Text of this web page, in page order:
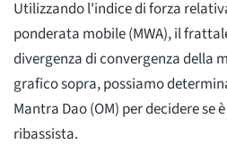
Utilizzando l'indice di forza
ponderata mobile (MWA), il
divergenza di convergenza della
grafico sopra, possiamo
Mantra Dao (OM) per decidere se
ribassista.